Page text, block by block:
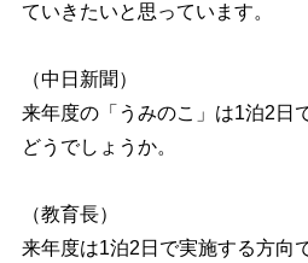
ていきたいと思っています。
（中日新聞）
来年度の「うみのこ」は1泊2日
どうでしょうか。
（教育長）
来年度は1泊2日で実施する方向